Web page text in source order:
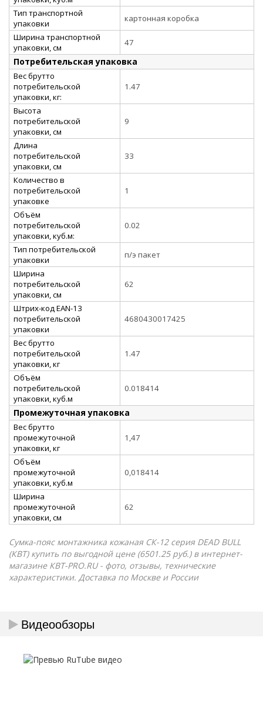
Тип транспортной
упаковки
картонная коробка
Ширина транспортной
упаковки, см
47
Потребительская упаковка
Вес брутто
потребительской
упаковки, кг:
1.47
Высота
потребительской
упаковки, см
9
Длина
потребительской
упаковки, см
33
Количество в
потребительской
упаковке
1
Объём
потребительской
упаковки, куб.м:
0.02
Тип потребительской
упаковки
п/э пакет
Ширина
потребительской
упаковки, см
62
Штрих-код EAN-13
потребительской
упаковки
4680430017425
Вес брутто
потребительской
упаковки, кг
1.47
Объём
потребительской
упаковки, куб.м
0.018414
Промежуточная упаковка
Вес брутто
промежуточной
упаковки, кг
1,47
Объём
промежуточной
упаковки, куб.м
0,018414
Ширина
промежуточной
упаковки, см
62
Сумка-пояс монтажника кожаная СК-12 серия DEAD BULL
(КВТ) купить по выгодной цене (6501.25 руб.) в интернет-
магазине КВТ-PRO.RU - фото, отзывы, технические
характеристики. Доставка по Москве и России
Видеообзоры